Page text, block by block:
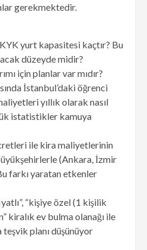
gerekmektedir.
yurt kapasitesi kaçtır? Bu
düzeyde midir?
için planlar var mıdır?
İstanbul’daki öğrenci
yıllık olarak nasıl
istatistikler kamuya
ile kira maliyetlerinin
(Ankara, İzmir
farkı yaratan etkenler
“kişiye özel (1 kişilik
kiralık ev bulma olanağı ile
planı düşünüyor